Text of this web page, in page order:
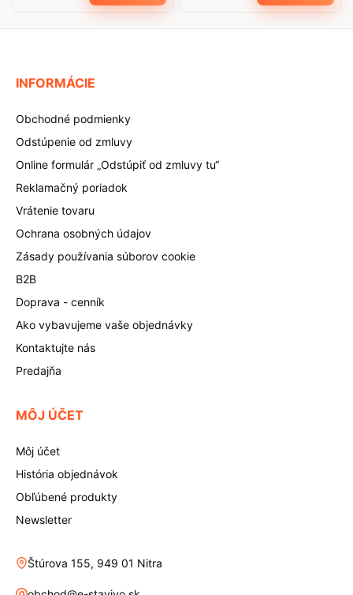
INFORMÁCIE
Obchodné podmienky
Odstúpenie od zmluvy
Online formulár „Odstúpiť od zmluvy tu“
Reklamačný poriadok
Vrátenie tovaru
Ochrana osobných údajov
Zásady používania súborov cookie
B2B
Doprava - cenník
Ako vybavujeme vaše objednávky
Kontaktujte nás
Predajňa
MÔJ ÚČET
Môj účet
História objednávok
Obľúbené produkty
Newsletter
Štúrova 155, 949 01 Nitra